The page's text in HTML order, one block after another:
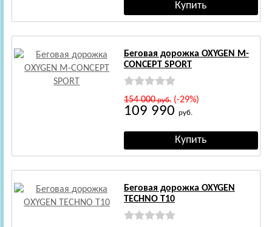
Беговая дорожка OXYGEN M-
CONCEPT SPORT
154 000руб.(-29%)
109 990 руб.
Беговая дорожка OXYGEN
TECHNO T10